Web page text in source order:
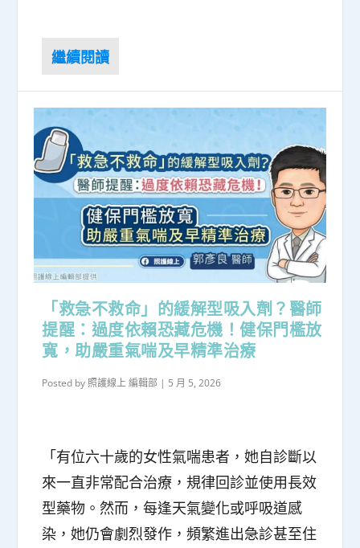
「救急不救命」的緩解型吸入劑？醫師
提醒：過度依賴恐藏危機！健保門檻放
寬，助嚴重氣喘及早精準治療
Posted by 照護線上 編輯部 | 5 月 5, 2026
「有位六十歲的女性氣喘患者，她自診斷以
來一直非常配合治療，規律回診並使用長效
型藥物。然而，每逢天氣變化或呼吸道感
染，她仍會劇烈發作，頻繁進出急診甚至住